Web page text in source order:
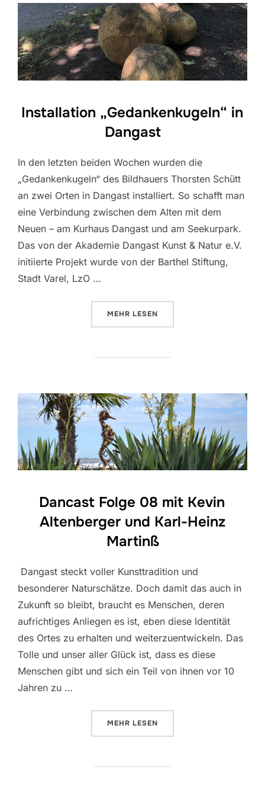
Installation „Gedankenkugeln“ in
Dangast
In den letzten beiden Wochen wurden die
„Gedankenkugeln“ des Bildhauers Thorsten Schütt
an zwei Orten in Dangast installiert. So schafft man
eine Verbindung zwischen dem Alten mit dem
Neuen – am Kurhaus Dangast und am Seekurpark.
Das von der Akademie Dangast Kunst & Natur e.V.
initiierte Projekt wurde von der Barthel Stiftung,
Stadt Varel, LzO …
MEHR ÜBER „INSTALLATION
LESEN
Dancast Folge 08 mit Kevin
Altenberger und Karl-Heinz
Martinß
Dangast steckt voller Kunsttradition und
besonderer Naturschätze. Doch damit das auch in
Zukunft so bleibt, braucht es Menschen, deren
aufrichtiges Anliegen es ist, eben diese Identität
des Ortes zu erhalten und weiterzuentwickeln. Das
Tolle und unser aller Glück ist, dass es diese
Menschen gibt und sich ein Teil von ihnen vor 10
Jahren zu …
MEHR ÜBER „DANCAST FOLGE 08 MIT
LESEN